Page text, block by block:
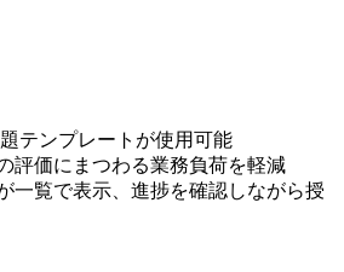
テンプレートが使用可能
評価にまつわる業務負荷を軽減
一覧で表示、進捗を確認しながら授